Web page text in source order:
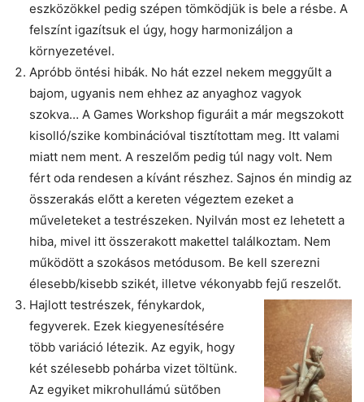
eszközökkel pedig szépen tömködjük is bele a résbe. A
felszínt igazítsuk el úgy, hogy harmonizáljon a
környezetével.
Apróbb öntési hibák. No hát ezzel nekem meggyűlt a
bajom, ugyanis nem ehhez az anyaghoz vagyok
szokva… A Games Workshop figuráit a már megszokott
kisolló/szike kombinációval tisztítottam meg. Itt valami
miatt nem ment. A reszelőm pedig túl nagy volt. Nem
fért oda rendesen a kívánt részhez. Sajnos én mindig az
összerakás előtt a kereten végeztem ezeket a
műveleteket a testrészeken. Nyilván most ez lehetett a
hiba, mivel itt összerakott makettel találkoztam. Nem
működött a szokásos metódusom. Be kell szerezni
élesebb/kisebb szikét, illetve vékonyabb fejű reszelőt.
Hajlott testrészek, fénykardok,
fegyverek. Ezek kiegyenesítésére
több variáció létezik. Az egyik, hogy
két szélesebb pohárba vizet töltünk.
Az egyiket mikrohullámú sütőben